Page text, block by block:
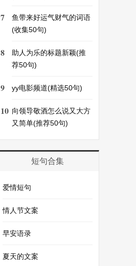
7
鱼带来好运气财气的词语
(收集50句)
8
助人为乐的标题新颖(推
荐50句)
9 yy电影频道(精选50句)
10 向领导敬酒怎么说又大方
又简单(推荐50句)
短句合集
爱情短句
情人节文案
早安语录
夏天的文案